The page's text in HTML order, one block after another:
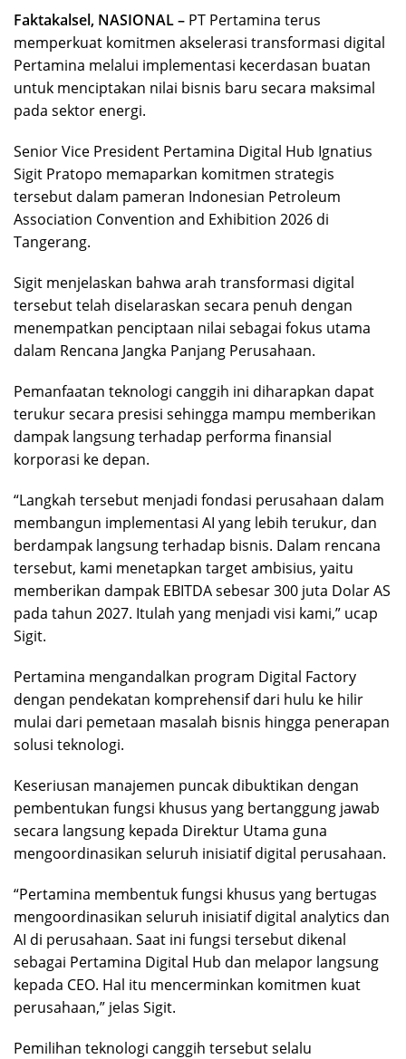
Faktakalsel, NASIONAL – PT Pertamina terus
memperkuat komitmen akselerasi transformasi digital
Pertamina melalui implementasi kecerdasan buatan
untuk menciptakan nilai bisnis baru secara maksimal
pada sektor energi.
Senior Vice President Pertamina Digital Hub Ignatius
Sigit Pratopo memaparkan komitmen strategis
tersebut dalam pameran Indonesian Petroleum
Association Convention and Exhibition 2026 di
Tangerang.
Sigit menjelaskan bahwa arah transformasi digital
tersebut telah diselaraskan secara penuh dengan
menempatkan penciptaan nilai sebagai fokus utama
dalam Rencana Jangka Panjang Perusahaan.
Pemanfaatan teknologi canggih ini diharapkan dapat
terukur secara presisi sehingga mampu memberikan
dampak langsung terhadap performa finansial
korporasi ke depan.
“Langkah tersebut menjadi fondasi perusahaan dalam
membangun implementasi AI yang lebih terukur, dan
berdampak langsung terhadap bisnis. Dalam rencana
tersebut, kami menetapkan target ambisius, yaitu
memberikan dampak EBITDA sebesar 300 juta Dolar AS
pada tahun 2027. Itulah yang menjadi visi kami,” ucap
Sigit.
Pertamina mengandalkan program Digital Factory
dengan pendekatan komprehensif dari hulu ke hilir
mulai dari pemetaan masalah bisnis hingga penerapan
solusi teknologi.
Keseriusan manajemen puncak dibuktikan dengan
pembentukan fungsi khusus yang bertanggung jawab
secara langsung kepada Direktur Utama guna
mengoordinasikan seluruh inisiatif digital perusahaan.
“Pertamina membentuk fungsi khusus yang bertugas
mengoordinasikan seluruh inisiatif digital analytics dan
AI di perusahaan. Saat ini fungsi tersebut dikenal
sebagai Pertamina Digital Hub dan melapor langsung
kepada CEO. Hal itu mencerminkan komitmen kuat
perusahaan,” jelas Sigit.
Pemilihan teknologi canggih tersebut selalu